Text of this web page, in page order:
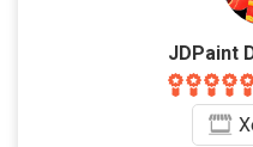
JDPaint